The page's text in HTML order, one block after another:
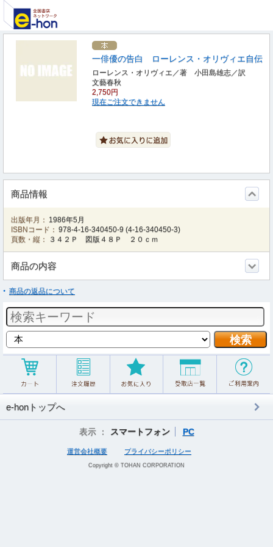
一俳優の告白 ローレンス・オリヴィエ自伝
ローレンス・オリヴィエ／著 小田島雄志／訳
文藝春秋
2,750円
現在ご注文できません
商品情報
出版年月： 1986年5月
ISBNコード： 978-4-16-340450-9 (4-16-340450-3)
頁数・縦：
３４２Ｐ 図版４８Ｐ ２０ｃｍ
商品の内容
商品の返品について
e-honトップへ
表示 ： スマートフォン PC
運営会社概要 プライバシーポリシー
Copyright © TOHAN CORPORATION